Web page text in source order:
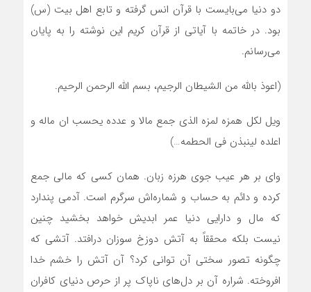
دو دنیا می‌بایست با قرآن انس گرفته و تابع اهل بیت (س)
بود. در خاتمه با آیاتی از قرآن کریم این نوشته را به پایان
می‌رسانم.
(اعوذ بالله من الشیطان الرجیم، بسم الله الرحمن الرحیم.
ویل لکل همزه لمزه الذی جمع مالا و عدده یحسب ان ماله و
اعلده لینبذن فی الحطمه…)
وای بر هر عیب جوی هرزه زبان. ‌‌‌همان کسی که مالی جمع
کرده و دائم به حساب و شماره‌اش سرگرم است. آدمی پندارد
که مال و دارایی دنیا عمر ابدیش خواهد بخشید چنین
نیست بلکه محققاً به آتش دوزخ سوزان درافتد. آتشی که
چگونه تصور سختی آن توانی کرد؟ آن آتش را خشم خدا
افروخته. شراره آن بر دل‌های ناپاک پر از حرص دنیای کافران